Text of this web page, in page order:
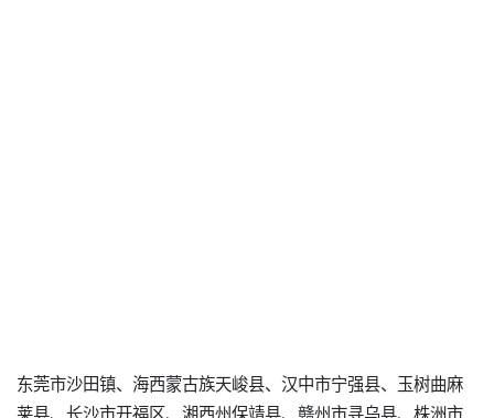
东莞市沙田镇、海西蒙古族天峻县、汉中市宁强县、玉树曲麻
莱县、长沙市开福区、湘西州保靖县、赣州市寻乌县、株洲市